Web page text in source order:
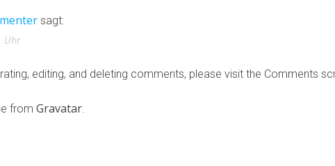
sagt:
Uhr
editing, and deleting comments, please visit the Comments
from Gravatar.